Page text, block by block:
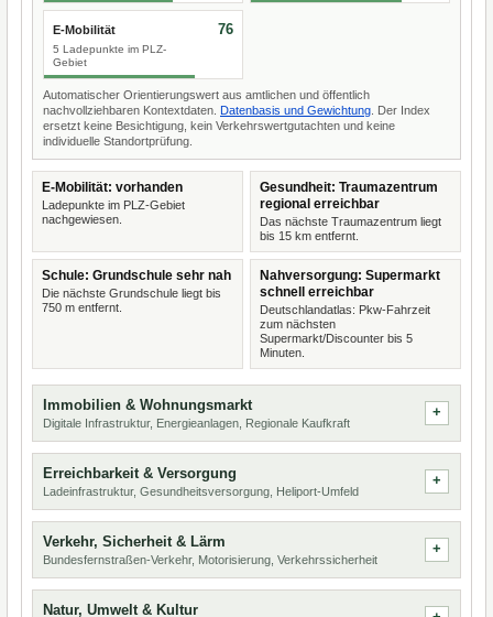
E-Mobilität
5 Ladepunkte im PLZ-
Gebiet
76
Automatischer Orientierungswert aus amtlichen und öffentlich
nachvollziehbaren Kontextdaten. Datenbasis und Gewichtung . Der Index
ersetzt keine Besichtigung, kein Verkehrswertgutachten und keine
individuelle Standortprüfung.
E-Mobilität: vorhanden
Ladepunkte im PLZ-Gebiet
nachgewiesen.
Gesundheit: Traumazentrum
regional erreichbar
Das nächste Traumazentrum liegt
bis 15 km entfernt.
Schule: Grundschule sehr nah
Die nächste Grundschule liegt bis
750 m entfernt.
Nahversorgung: Supermarkt
schnell erreichbar
Deutschlandatlas: Pkw-Fahrzeit
zum nächsten
Supermarkt/Discounter bis 5
Minuten.
Immobilien & Wohnungsmarkt
Digitale Infrastruktur, Energieanlagen, Regionale Kaufkraft
Erreichbarkeit & Versorgung
Ladeinfrastruktur, Gesundheitsversorgung, Heliport-Umfeld
Verkehr, Sicherheit & Lärm
Bundesfernstraßen-Verkehr, Motorisierung, Verkehrssicherheit
Natur, Umwelt & Kultur